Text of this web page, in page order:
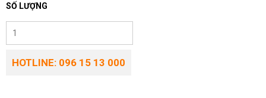
SỐ LƯỢNG
HOTLINE: 096 15 13 000